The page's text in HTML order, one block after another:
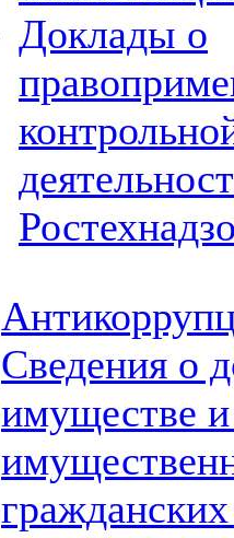
Доклады о
Сведения о
имуществе и